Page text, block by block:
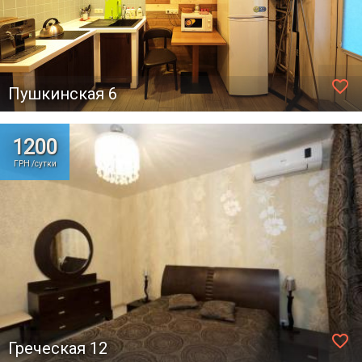
favorite_border
Пушкинская 6
favorite_border
1200
ГРН /сутки
Греческая 12